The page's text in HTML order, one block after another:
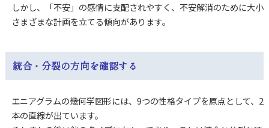
しかし、「不安」の感情に支配されやすく、不安解消のために大小
さまざまな計画を立てる傾向があります。
統合・分裂の方向を確認する
エニアグラムの幾何学図形には、9つの性格タイプを原点として、2
本の直線が出ています。